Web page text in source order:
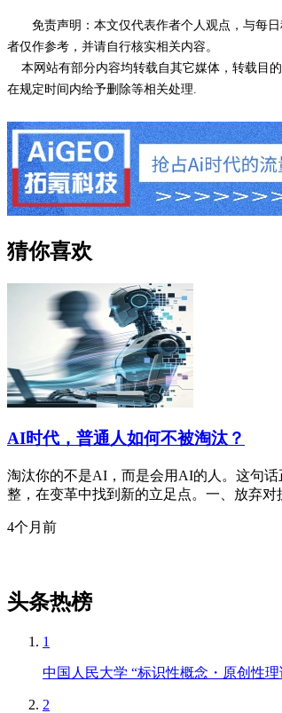
免责声明：本文仅代表作者个人观点，与每
者仅作参考，并请自行核实相关内容。
本网站有部分内容均转载自其它媒体，转载目
在规定时间内给予删除等相关处理.
猜你喜欢
AI时代，普通人如何不被淘汰？
淘汰你的不是AI，而是会用AI的人。这句
整，在变革中找到新的立足点。一、放弃
4个月前
头条热榜
1
中国人民大学 “标识性概念・原创性
2